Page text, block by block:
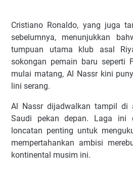
Cristiano Ronaldo, yang juga
sebelumnya, menunjukkan
tumpuan utama klub asal
sokongan pemain baru seperti
mulai matang, Al Nassr kini
lini serang.
Al Nassr dijadwalkan tampil di
Saudi pekan depan. Laga ini
loncatan penting untuk
mempertahankan ambisi
kontinental musim ini.